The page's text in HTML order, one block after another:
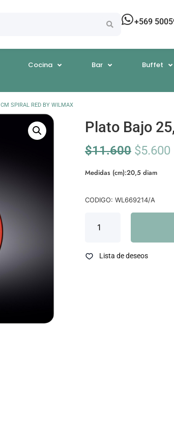
+569
Cocina Bar Buffet
SPIRAL RED BY WILMAX
Plato Bajo
$11.600 $5.600
Medidas (cm):20,5 diam
CODIGO: WL669214/A
Lista de deseos